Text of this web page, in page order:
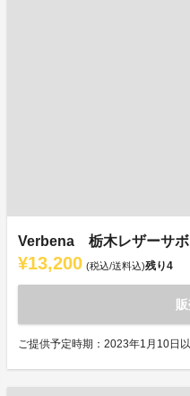
Verbena 栃木レザーサ
¥13,200 (税込/送料込)残り4
ご提供予定時期：2023年1月10日